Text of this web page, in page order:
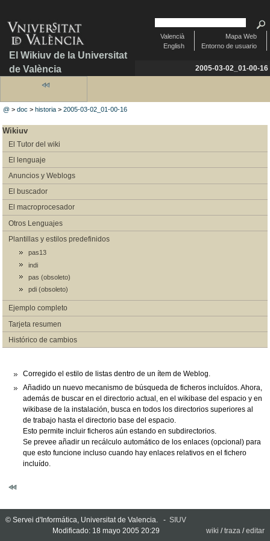
El Wikiuv de la Universitat
de València
Mapa Web
Entorno de usuario
Valencià
English
2005-03-02_01-00-16
@ >doc >historia >2005-03-02_01-00-16
Wikiuv
El Tutor del wiki
El lenguaje
Anuncios y Weblogs
El buscador
El macroprocesador
Otros Lenguajes
Plantillas y estilos predefinidos
pas13
indi
pas (obsoleto)
pdi (obsoleto)
Ejemplo completo
Tarjeta resumen
Histórico de cambios
Corregido el estilo de listas dentro de un ítem de Weblog.
Añadido un nuevo mecanismo de búsqueda de ficheros incluídos. Ahora,
además de buscar en el directorio actual, en el wikibase del espacio y en
wikibase de la instalación, busca en todos los directorios superiores al
de trabajo hasta el directorio base del espacio.
Esto permite incluir ficheros aún estando en subdirectorios.
Se prevee añadir un recálculo automático de los enlaces (opcional) para
que esto funcione incluso cuando hay enlaces relativos en el fichero
incluído.
© Servei d'Informática, Universitat de Valencia. - SIUV
Modificado: 18 mayo 2005 20:29
wiki /traza /editar